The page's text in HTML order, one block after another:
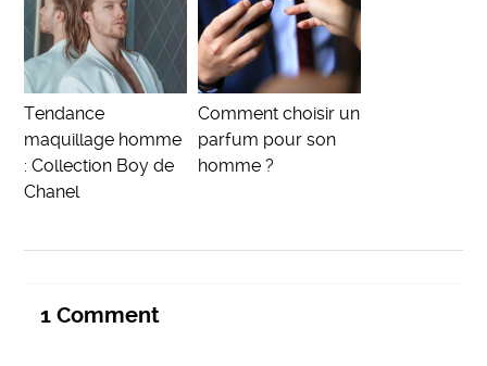
Tendance
maquillage homme
: Collection Boy de
Chanel
Comment choisir un
parfum pour son
homme ?
1 Comment